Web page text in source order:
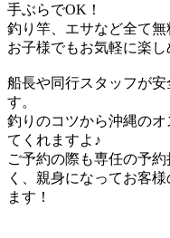
手ぶらでOK！
釣り竿、エサなど全て
お子様でもお気軽に楽
船長や同行スタッフが
す。
釣りのコツから沖縄の
てくれますよ♪
ご予約の際も専任の予
く、親身になってお客
ます！